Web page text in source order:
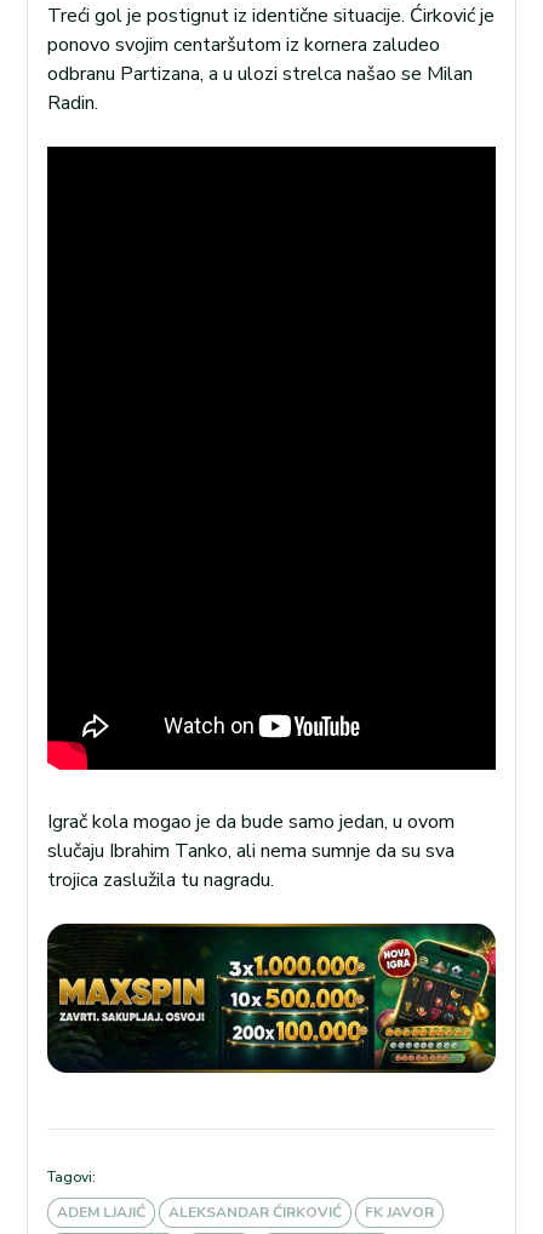
Treći gol je postignut iz identične situacije. Ćirković je
ponovo svojim centaršutom iz kornera zaludeo
odbranu Partizana, a u ulozi strelca našao se Milan
Radin.
Igrač kola mogao je da bude samo jedan, u ovom
slučaju Ibrahim Tanko, ali nema sumnje da su sva
trojica zaslužila tu nagradu.
Tagovi:
ADEM LJAJIĆ
ALEKSANDAR ĆIRKOVIĆ
FK JAVOR